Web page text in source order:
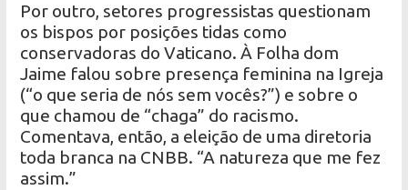
Por outro, setores progressistas questionam
os bispos por posições tidas como
conservadoras do Vaticano. À Folha dom
Jaime falou sobre presença feminina na Igreja
(“o que seria de nós sem vocês?”) e sobre o
que chamou de “chaga” do racismo.
Comentava, então, a eleição de uma diretoria
toda branca na CNBB. “A natureza que me fez
assim.”